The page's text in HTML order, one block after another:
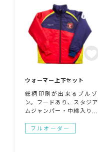
インできるため、こだわり
の一枚が作成できます。素
材はポリエステル100％を
使用しているため、さらっ
とした着心地と、メッシュ
仕様の通気性の良さは夏の
暑い季節にもぴったりなT
シャツです。
ウォーマー上下セット
総柄印刷が出来るブルゾ
ン。フードあり、スタジア
ムジャンパー・中綿入りな
お気軽にお問い合わせ下さ
い。部活・スポーツチー
フルオーダー